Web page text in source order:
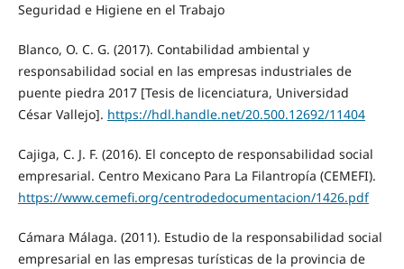
Seguridad e Higiene en el Trabajo
Blanco, O. C. G. (2017). Contabilidad ambiental y
responsabilidad social en las empresas industriales de
puente piedra 2017 [Tesis de licenciatura, Universidad
César Vallejo]. https://hdl.handle.net/20.500.12692/11404
Cajiga, C. J. F. (2016). El concepto de responsabilidad social
empresarial. Centro Mexicano Para La Filantropía (CEMEFI).
https://www.cemefi.org/centrodedocumentacion/1426.pdf
Cámara Málaga. (2011). Estudio de la responsabilidad social
empresarial en las empresas turísticas de la provincia de